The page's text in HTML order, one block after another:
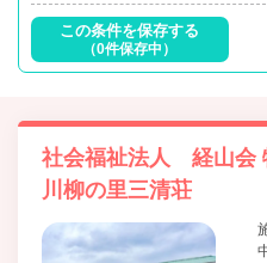
この条件を保存する
（0件保存中）
社会福祉法人 経山会
川柳の里三清荘